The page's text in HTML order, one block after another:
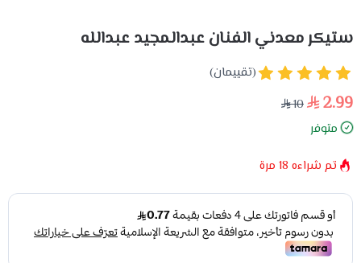
ستيكر معدني الفنان عبدالمجيد عبدالله
(تقييمان)
2.99
10
متوفر
تم شراءه 18 مرة